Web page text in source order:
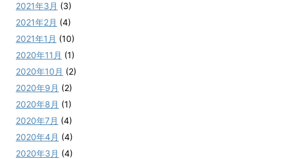
2021年3月 (3)
2021年2月 (4)
2021年1月 (10)
2020年11月 (1)
2020年10月 (2)
2020年9月 (2)
2020年8月 (1)
2020年7月 (4)
2020年4月 (4)
2020年3月 (4)